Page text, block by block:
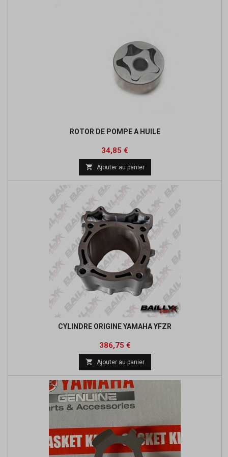
ROTOR DE POMPE A HUILE
Prix
34,85 €
base
 Ajouter au panier
CYLINDRE ORIGINE YAMAHA YFZR
Prix
386,75 €Prix
de
base
 Ajouter au panier